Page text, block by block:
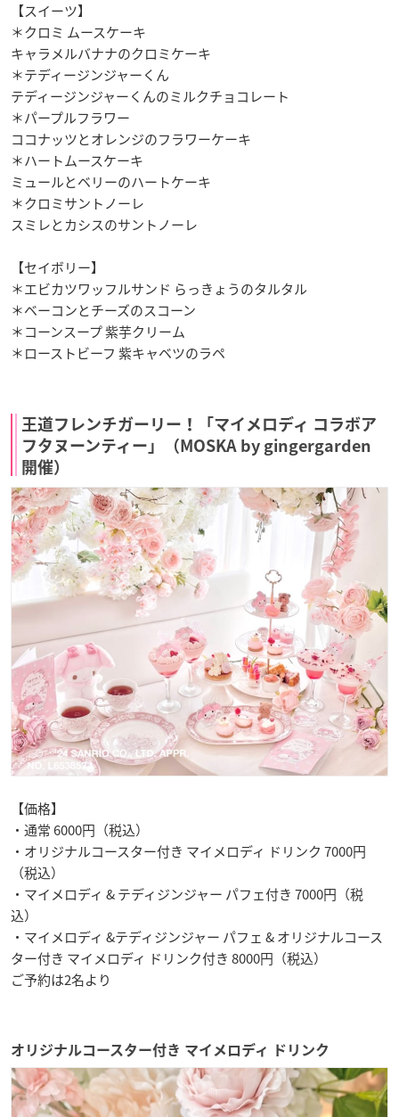
【スイーツ】
＊クロミ ムースケーキ
キャラメルバナナのクロミケーキ
＊テディージンジャーくん
テディージンジャーくんのミルクチョコレート
＊パープルフラワー
ココナッツとオレンジのフラワーケーキ
＊ハートムースケーキ
ミュールとベリーのハートケーキ
＊クロミサントノーレ
スミレとカシスのサントノーレ
【セイボリー】
＊エビカツワッフルサンド らっきょうのタルタル
＊ベーコンとチーズのスコーン
＊コーンスープ 紫芋クリーム
＊ローストビーフ 紫キャベツのラペ
王道フレンチガーリー！「マイメロディ コラボア
フタヌーンティー」（MOSKA by gingergarden
開催）
【価格】
・通常 6000円（税込）
・オリジナルコースター付き マイメロディ ドリンク 7000円
（税込）
・マイメロディ & テディジンジャー パフェ付き 7000円（税
込）
・マイメロディ &テディジンジャー パフェ & オリジナルコース
ター付き マイメロディ ドリンク付き 8000円（税込）
ご予約は2名より
オリジナルコースター付き マイメロディ ドリンク